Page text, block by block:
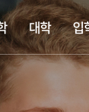
교 싱가폴공
대학
사립대학교
입
반 대학 입